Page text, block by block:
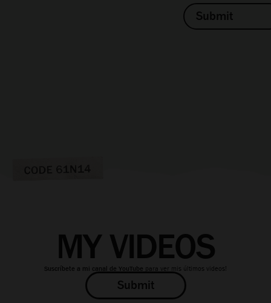
Submit
MY VIDEOS
Suscríbete a mi canal de YouTube para ver mis últimos videos!
Submit